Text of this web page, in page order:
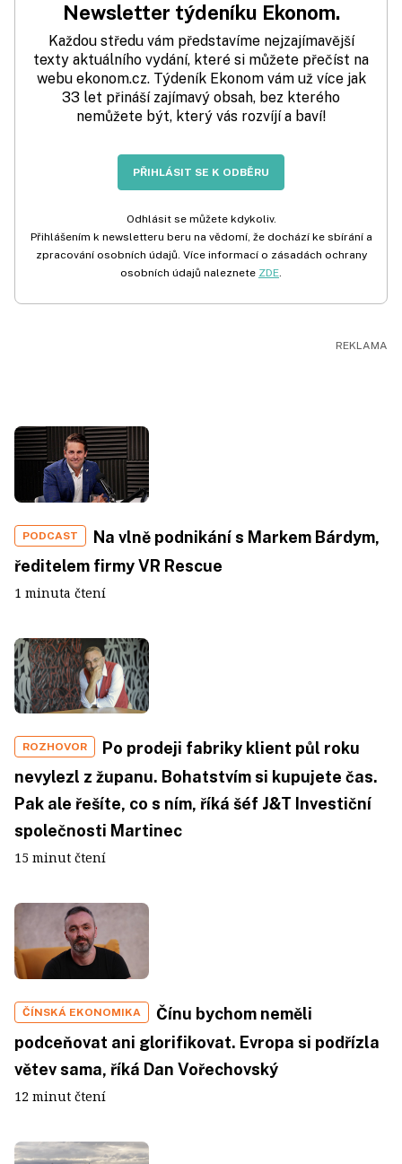
Newsletter týdeníku Ekonom.
Každou středu vám představíme nejzajímavější
texty aktuálního vydání, které si můžete přečíst na
webu ekonom.cz. Týdeník Ekonom vám už více jak
33 let přináší zajímavý obsah, bez kterého
nemůžete být, který vás rozvíjí a baví!
PŘIHLÁSIT SE K ODBĚRU
Odhlásit se můžete kdykoliv.
Přihlášením k newsletteru beru na vědomí, že dochází ke sbírání a
zpracování osobních údajů. Více informací o zásadách ochrany
osobních údajů naleznete ZDE.
PODCAST
Na vlně podnikání s Markem Bárdym,
ředitelem firmy VR Rescue
1 minuta čtení
ROZHOVOR
Po prodeji fabriky klient půl roku
nevylezl z županu. Bohatstvím si kupujete čas.
Pak ale řešíte, co s ním, říká šéf J&T Investiční
společnosti Martinec
15 minut čtení
ČÍNSKÁ EKONOMIKA
Čínu bychom neměli
podceňovat ani glorifikovat. Evropa si podřízla
větev sama, říká Dan Vořechovský
12 minut čtení